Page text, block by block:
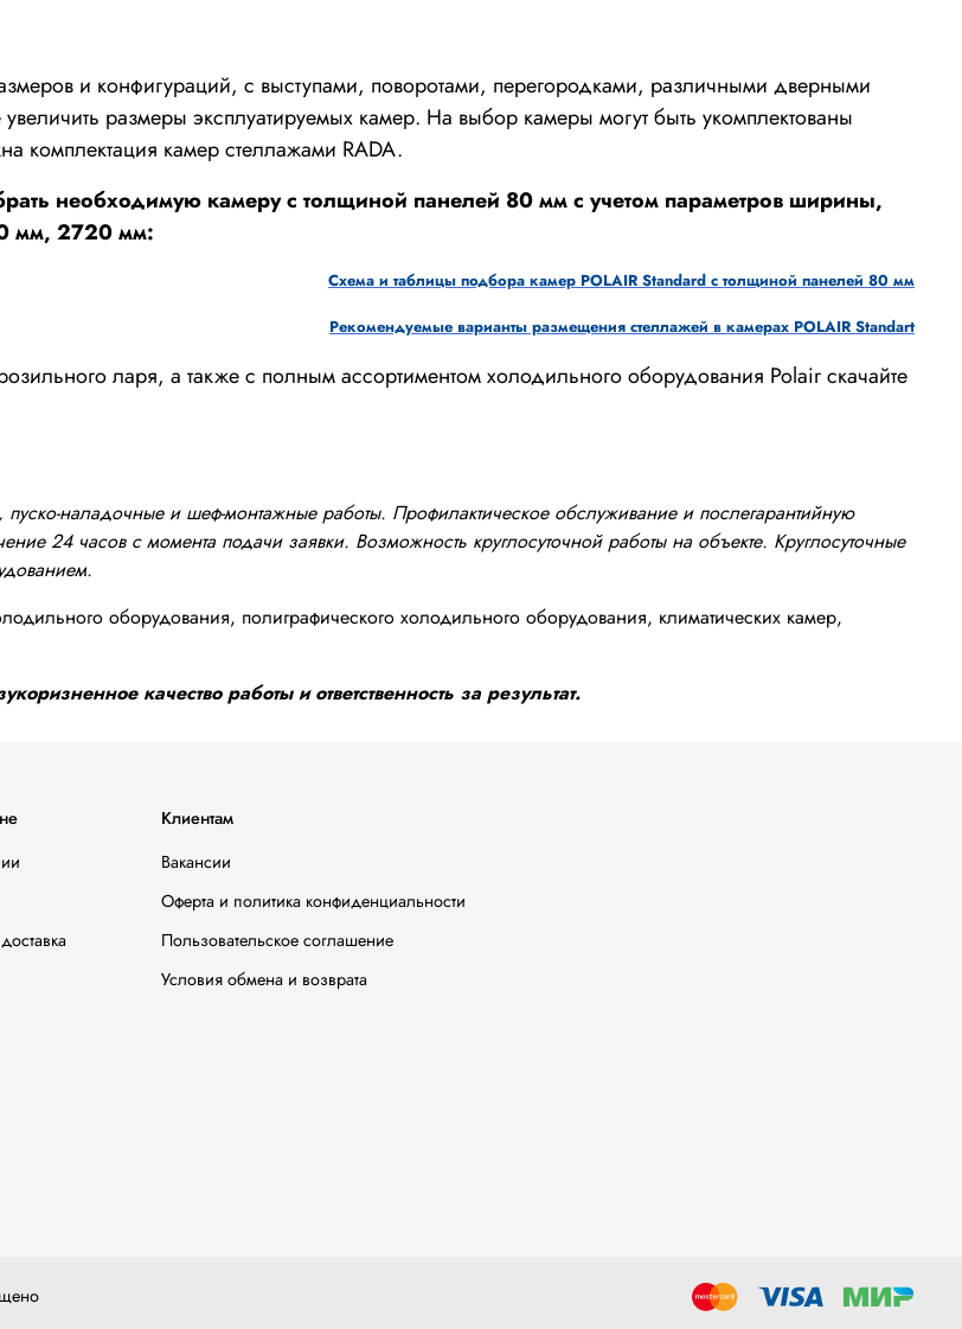
и конфигураций, с выступами, поворотами, перегородками, различными дверными
размеры эксплуатируемых камер. На выбор камеры могут быть укомплектованы
комплектация камер стеллажами RADA.
необходимую камеру с толщиной панелей 80 мм с учетом параметров ширины,
мм, 2720 мм:
Схема и таблицы подбора камер POLAIR Standard с толщиной панелей 80 мм
Рекомендуемые варианты размещения стеллажей в камерах POLAIR Standart
ларя, а также с полным ассортиментом холодильного оборудования Polair скачайте
пуско-наладочные и шеф-монтажные работы. Профилактическое обслуживание и послегарантийную
24 часов с момента подачи заявки. Возможность круглосуточной работы на объекте. Круглосуточные
оборудования, полиграфического холодильного оборудования, климатических камер,
качество работы и ответственность за результат.
Клиентам
Вакансии
Оферта и политика конфиденциальности
Пользовательское соглашение
Условия обмена и возврата